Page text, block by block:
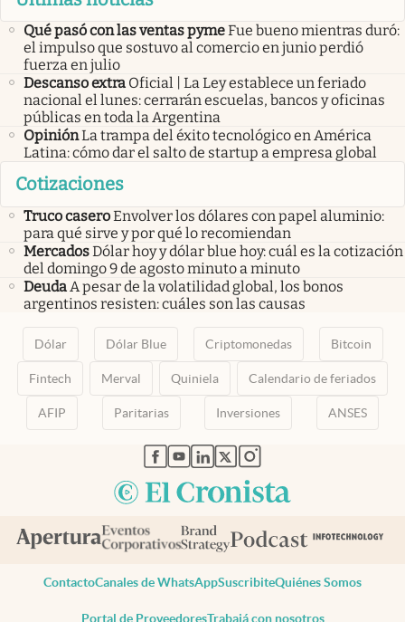
Qué pasó con las ventas pymeFue bueno mientras duró:
el impulso que sostuvo al comercio en junio perdió
fuerza en julio
Descanso extra Oficial | La Ley establece un feriado
nacional el lunes: cerrarán escuelas, bancos y oficinas
públicas en toda la Argentina
OpiniónLa trampa del éxito tecnológico en América
Latina: cómo dar el salto de startup a empresa global
Cotizaciones
Truco caseroEnvolver los dólares con papel aluminio:
para qué sirve y por qué lo recomiendan
MercadosDólar hoy y dólar blue hoy: cuál es la cotización
del domingo 9 de agosto minuto a minuto
Deuda A pesar de la volatilidad global, los bonos
argentinos resisten: cuáles son las causas
Dólar Dólar Blue Criptomonedas Bitcoin
Fintech Merval Quiniela Calendario de feriados
AFIP Paritarias Inversiones ANSES
abre en nueva pestaña
abre en nueva pestaña
abre en nueva pestaña
abre en nueva pestaña
abre en nueva pestaña
ContactoCanales de WhatsAppSuscribiteQuiénes Somos
Portal de ProveedoresTrabajá con nosotros